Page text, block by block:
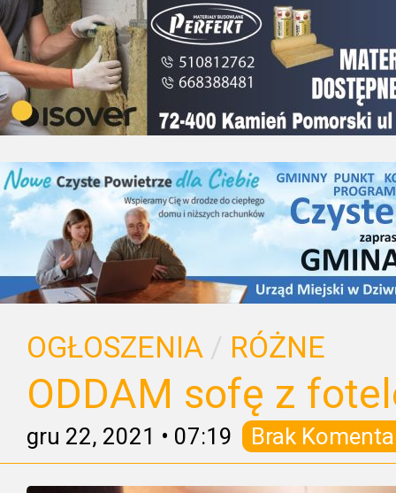
OGŁOSZENIA / RÓŻNE
ODDAM sofę z
gru 22, 2021 • 07:19 Brak